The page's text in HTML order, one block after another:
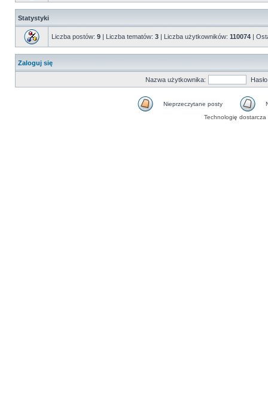
Statystyki
Liczba postów: 9 | Liczba tematów: 3 | Liczba użytkowników: 110074 |
Zaloguj się
Nazwa użytkownika:
Nieprzeczytane posty
Technologię dostarcza